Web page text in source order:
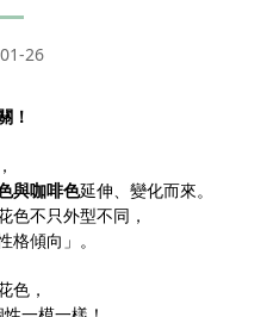
26
！
與咖啡色延伸、變化而來。
色不只外型不同，
傾向」。
色，